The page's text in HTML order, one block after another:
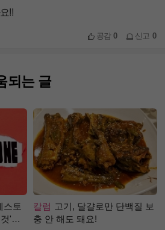
!!
공감0 신고 0
되는 글
스토
'으
칼럼 고기, 달걀로만 단백질 보
충 안 해도 돼요!